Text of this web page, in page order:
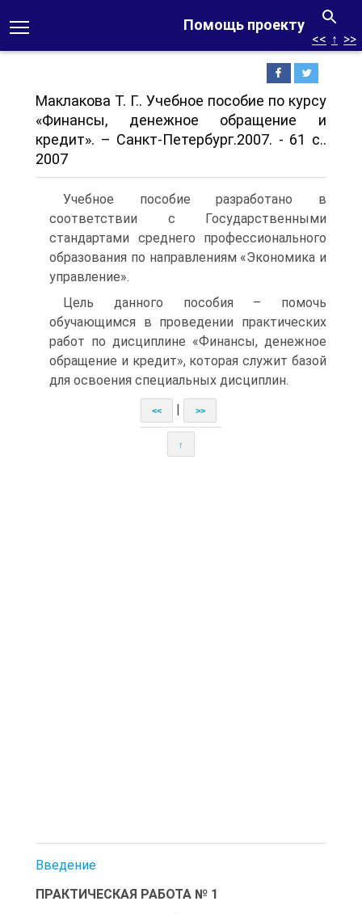
Помощь проекту
<< ↑ >>
Маклакова Т. Г.. Учебное пособие по курсу
«Финансы, денежное обращение и
кредит». – Санкт-Петербург.2007. - 61 с..
2007
Учебное пособие разработано в
соответствии с Государственными
стандартами среднего профессионального
образования по направлениям «Экономика и
управление».
Цель данного пособия – помочь
обучающимся в проведении практических
работ по дисциплине «Финансы, денежное
обращение и кредит», которая служит базой
для освоения специальных дисциплин.
<< >>
↑
Введение
ПРАКТИЧЕСКАЯ РАБОТА № 1